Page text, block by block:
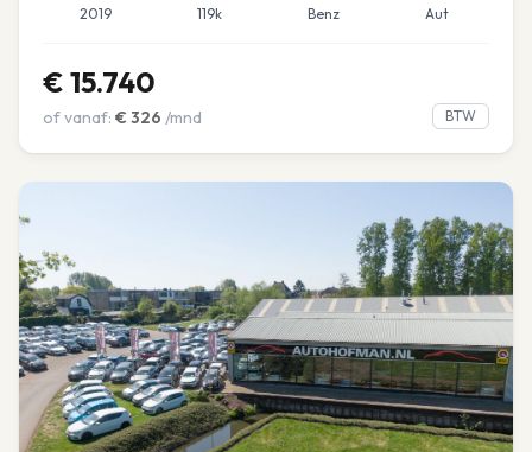
2019 119k Benz Aut
€ 15.740
of vanaf: € 326 /mnd BTW